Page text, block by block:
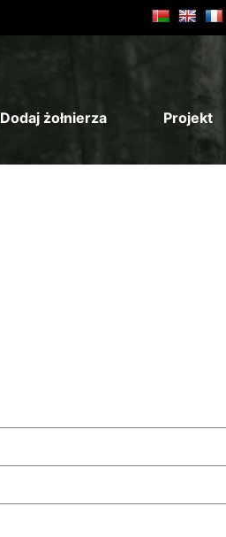
Dodaj żołnierza Projekt